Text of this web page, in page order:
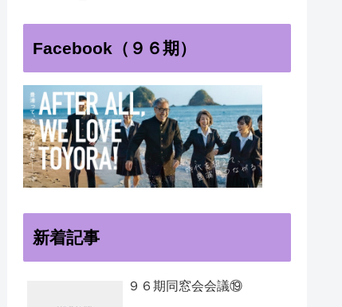
Facebook（９６期）
新着記事
９６期同窓会会議⑲